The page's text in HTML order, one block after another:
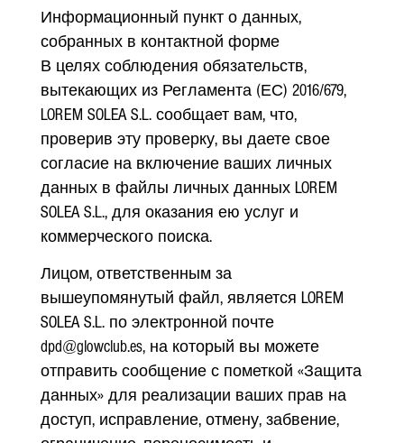
Информационный пункт о данных,
собранных в контактной форме
В целях соблюдения обязательств,
вытекающих из Регламента (ЕС) 2016/679,
LOREM SOLEA S.L. сообщает вам, что,
проверив эту проверку, вы даете свое
согласие на включение ваших личных
данных в файлы личных данных LOREM
SOLEA S.L., для оказания ею услуг и
коммерческого поиска.
Лицом, ответственным за
вышеупомянутый файл, является LOREM
SOLEA S.L. по электронной почте
dpd@glowclub.es, на который вы можете
отправить сообщение с пометкой «Защита
данных» для реализации ваших прав на
доступ, исправление, отмену, забвение,